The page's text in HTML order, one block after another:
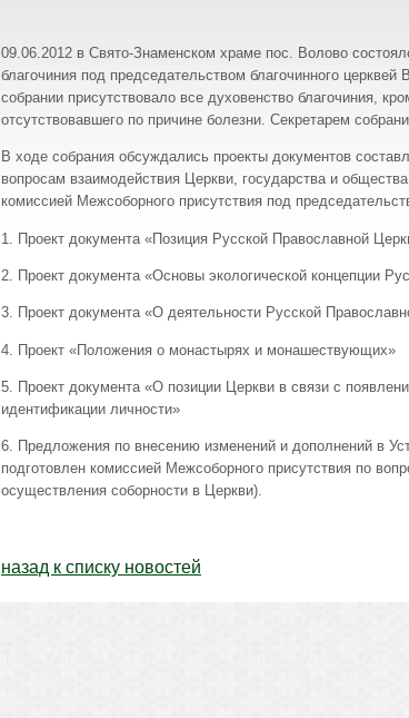
09.06.2012 в Свято-Знаменском храме пос. Волово
благочиния под председательством благочинного
собрании присутствовало все духовенство благочиния,
отсутствовавшего по причине болезни. Секретарем
В ходе собрания обсуждались проекты документов
вопросам взаимодействия Церкви, государства и
комиссией Межсоборного присутствия под
1. Проект документа «Позиция Русской Православной
2. Проект документа «Основы экологической концепции
3. Проект документа «О деятельности Русской
4. Проект «Положения о монастырях и монашествующих»
5. Проект документа «О позиции Церкви в связи с
идентификации личности»
6. Предложения по внесению изменений и дополнений в
подготовлен комиссией Межсоборного присутствия по
осуществления соборности в Церкви).
назад к списку новостей